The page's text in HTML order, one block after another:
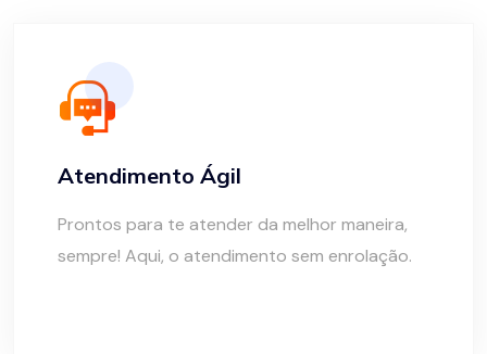
Atendimento Ágil
Prontos para te atender da melhor maneira,
sempre! Aqui, o atendimento sem enrolação.